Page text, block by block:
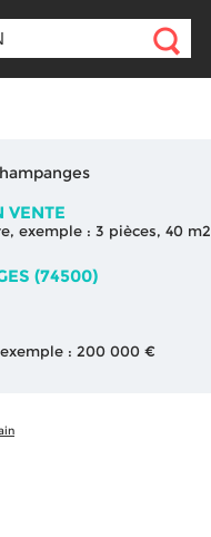
VENTE
exemple : 3 pièces, 40 m2
(74500)
: 200 000 €